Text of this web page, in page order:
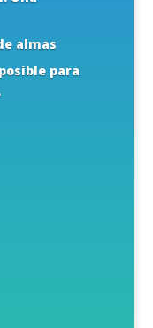
almas
para